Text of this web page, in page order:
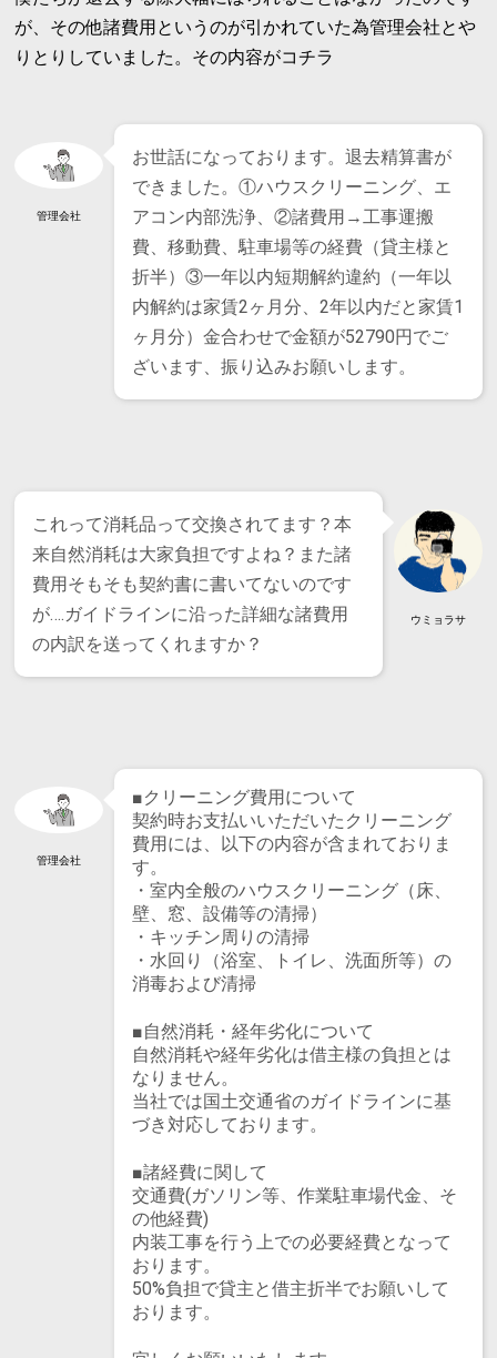
が、その他諸費用というのが引かれていた為管理会社とや
りとりしていました。その内容がコチラ
管理会社
お世話になっております。退去精算書が
できました。①ハウスクリーニング、エ
アコン内部洗浄、②諸費用→工事運搬
費、移動費、駐車場等の経費（貸主様と
折半）③一年以内短期解約違約（一年以
内解約は家賃2ヶ月分、2年以内だと家賃1
ヶ月分）金合わせで金額が52790円でご
ざいます、振り込みお願いします。
ウミョラサ
これって消耗品って交換されてます？本
来自然消耗は大家負担ですよね？また諸
費用そもそも契約書に書いてないのです
が….ガイドラインに沿った詳細な諸費用
の内訳を送ってくれますか？
管理会社
■クリーニング費用について
契約時お支払いいただいたクリーニング
費用には、以下の内容が含まれておりま
す。
・室内全般のハウスクリーニング（床、
壁、窓、設備等の清掃）
・キッチン周りの清掃
・水回り（浴室、トイレ、洗面所等）の
消毒および清掃
■自然消耗・経年劣化について
自然消耗や経年劣化は借主様の負担とは
なりません。
当社では国土交通省のガイドラインに基
づき対応しております。
■諸経費に関して
交通費(ガソリン等、作業駐車場代金、 そ
の他経費)
内装工事を行う上での必要経費となって
おります。
50%負担で貸主と借主折半でお願いして
おります。